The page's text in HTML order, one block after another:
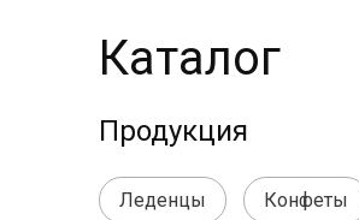
Каталог
Продукция
Леденцы Конфеты